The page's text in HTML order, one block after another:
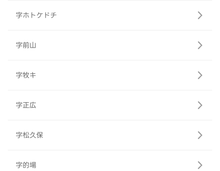
字ホトケドチ
字前山
字牧キ
字正広
字松久保
字的場